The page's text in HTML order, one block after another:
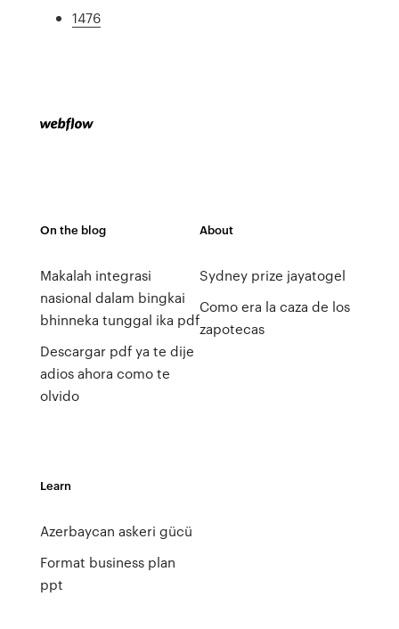
1476
On the blog
Makalah integrasi
nasional dalam bingkai
bhinneka tunggal ika pdf
Descargar pdf ya te dije
adios ahora como te
olvido
About
Sydney prize jayatogel
Como era la caza de los
zapotecas
Learn
Azerbaycan askeri gücü
Format business plan
ppt